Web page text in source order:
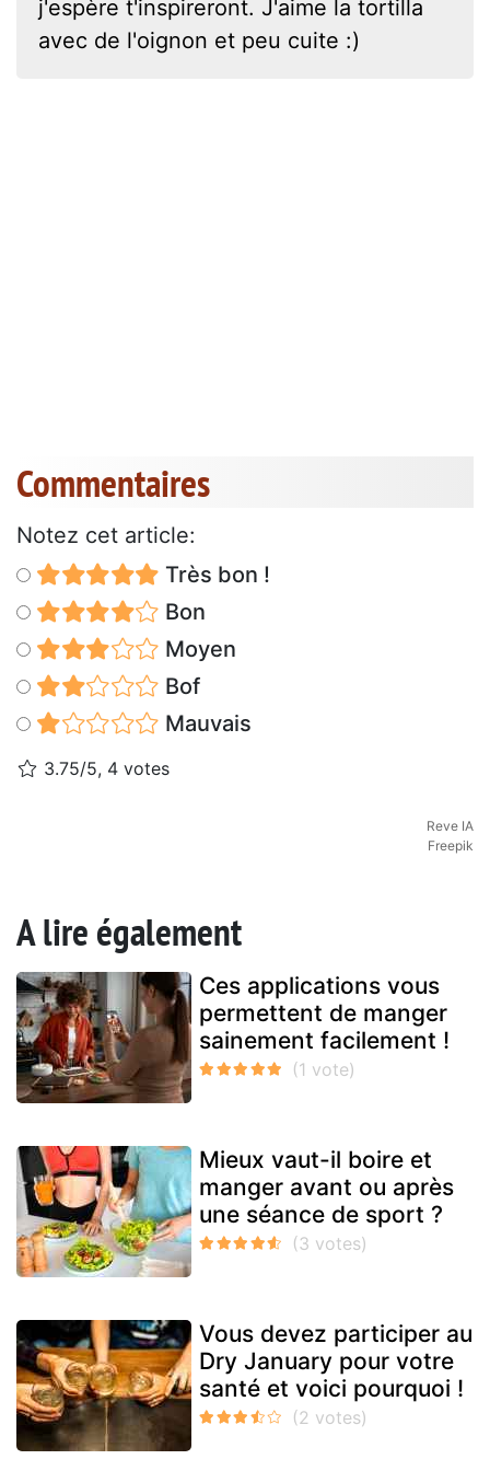
j'espère t'inspireront. J'aime la tortilla
avec de l'oignon et peu cuite :)
Commentaires
Notez cet article:
Très bon !
Bon
Moyen
Bof
Mauvais
3.75/5, 4 votes
Reve IA
Freepik
A lire également
Ces applications vous
permettent de manger
sainement facilement !
Mieux vaut-il boire et
manger avant ou après
une séance de sport ?
Vous devez participer au
Dry January pour votre
santé et voici pourquoi !